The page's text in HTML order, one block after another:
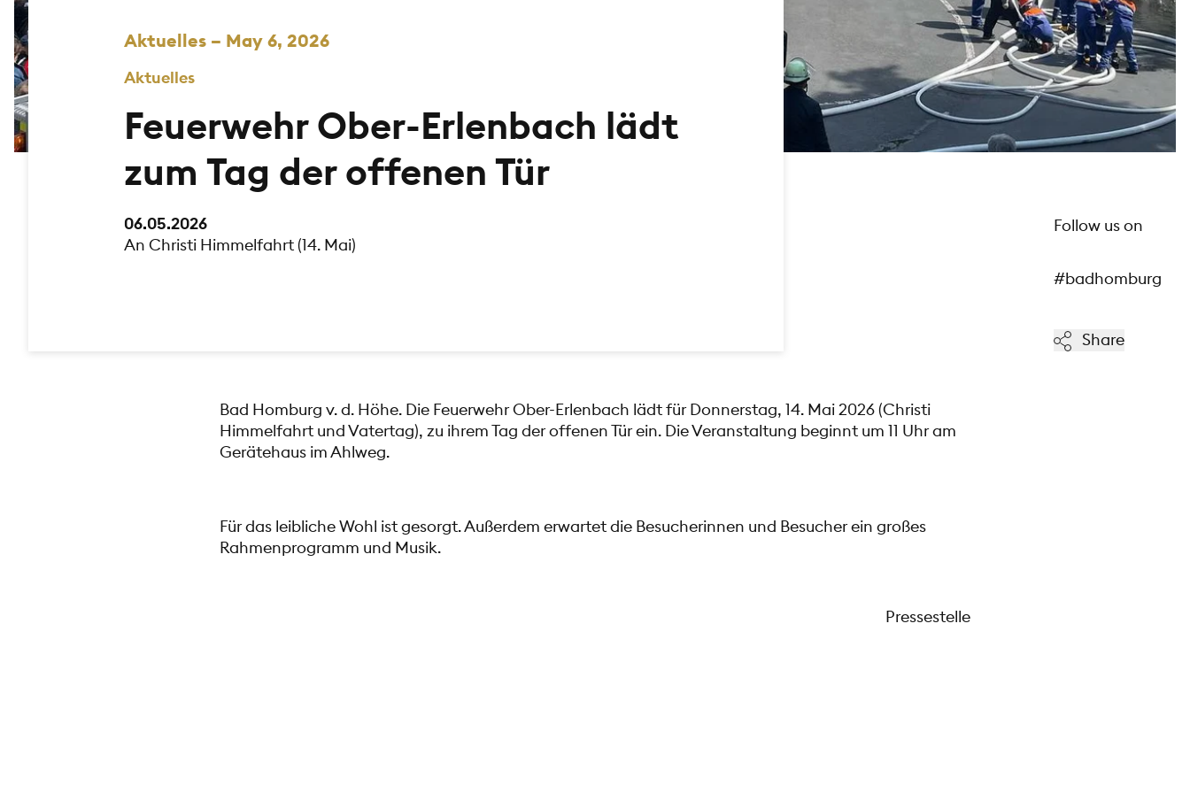
Aktuelles – May 6, 2026
Aktuelles
Feuerwehr Ober-Erlenbach lädt
zum Tag der offenen Tür
06.05.2026
An Christi Himmelfahrt (14. Mai)
Follow us on
#badhomburg
Share
Bad Homburg v. d. Höhe. Die Feuerwehr Ober-Erlenbach lädt für Donnerstag, 14. Mai 2026 (Christi
Himmelfahrt und Vatertag), zu ihrem Tag der offenen Tür ein. Die Veranstaltung beginnt um 11 Uhr am
Gerätehaus im Ahlweg.
Für das leibliche Wohl ist gesorgt. Außerdem erwartet die Besucherinnen und Besucher ein großes
Rahmenprogramm und Musik.
Pressestelle